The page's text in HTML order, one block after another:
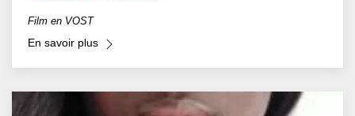
Film en VOST
En savoir plus